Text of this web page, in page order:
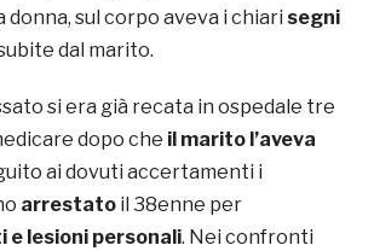
donna, sul corpo aveva i chiari segni
dal marito.
si era già recata in ospedale tre
dopo che il marito l’aveva
ai dovuti accertamenti i
arrestato il 38enne per
lesioni personali. Nei confronti